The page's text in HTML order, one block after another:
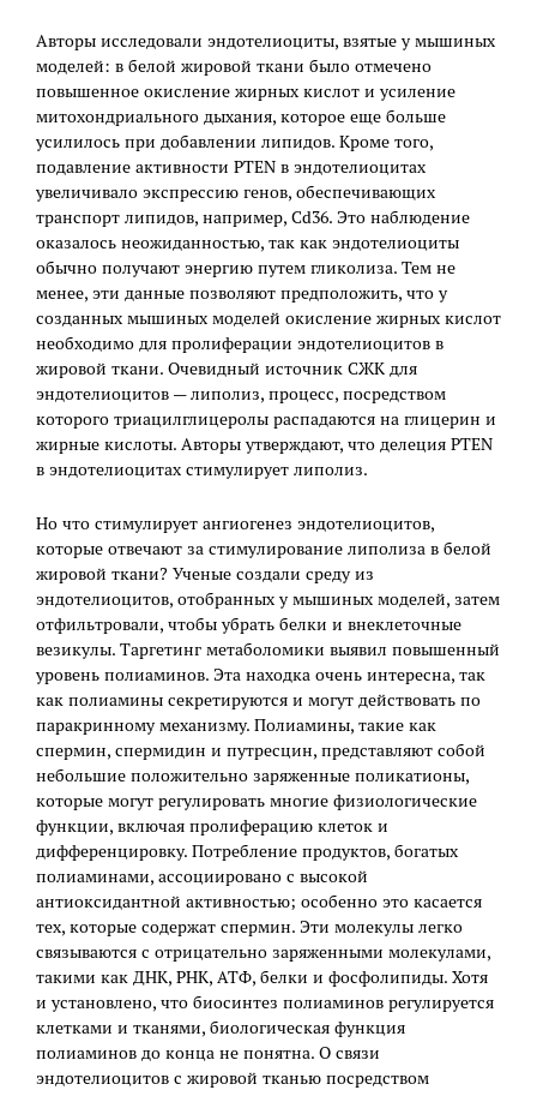
Авторы исследовали эндотелиоциты, взятые у мышиных
моделей: в белой жировой ткани было отмечено
повышенное окисление жирных кислот и усиление
митохондриального дыхания, которое еще больше
усилилось при добавлении липидов. Кроме того,
подавление активности PTEN в эндотелиоцитах
увеличивало экспрессию генов, обеспечивающих
транспорт липидов, например, Cd36. Это наблюдение
оказалось неожиданностью, так как эндотелиоциты
обычно получают энергию путем гликолиза. Тем не
менее, эти данные позволяют предположить, что у
созданных мышиных моделей окисление жирных кислот
необходимо для пролиферации эндотелиоцитов в
жировой ткани. Очевидный источник СЖК для
эндотелиоцитов — липолиз, процесс, посредством
которого триацилглицеролы распадаются на глицерин и
жирные кислоты. Авторы утверждают, что делеция PTEN
в эндотелиоцитах стимулирует липолиз.
Но что стимулирует ангиогенез эндотелиоцитов,
которые отвечают за стимулирование липолиза в белой
жировой ткани? Ученые создали среду из
эндотелиоцитов, отобранных у мышиных моделей, затем
отфильтровали, чтобы убрать белки и внеклеточные
везикулы. Таргетинг метаболомики выявил повышенный
уровень полиаминов. Эта находка очень интересна, так
как полиамины секретируются и могут действовать по
паракринному механизму. Полиамины, такие как
спермин, спермидин и путресцин, представляют собой
небольшие положительно заряженные поликатионы,
которые могут регулировать многие физиологические
функции, включая пролиферацию клеток и
дифференцировку. Потребление продуктов, богатых
полиаминами, ассоциировано с высокой
антиоксидантной активностью; особенно это касается
тех, которые содержат спермин. Эти молекулы легко
связываются с отрицательно заряженными молекулами,
такими как ДНК, РНК, АТФ, белки и фосфолипиды. Хотя
и установлено, что биосинтез полиаминов регулируется
клетками и тканями, биологическая функция
полиаминов до конца не понятна. О связи
эндотелиоцитов с жировой тканью посредством